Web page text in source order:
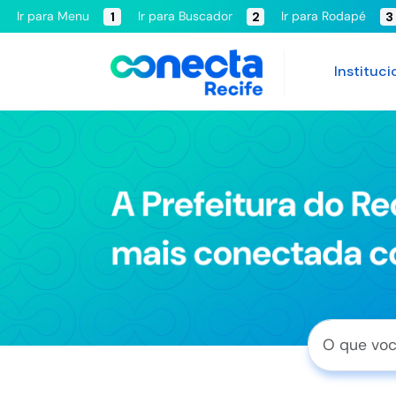
Ir para Menu 1 Ir para Buscador 2 Ir para Rodapé 3